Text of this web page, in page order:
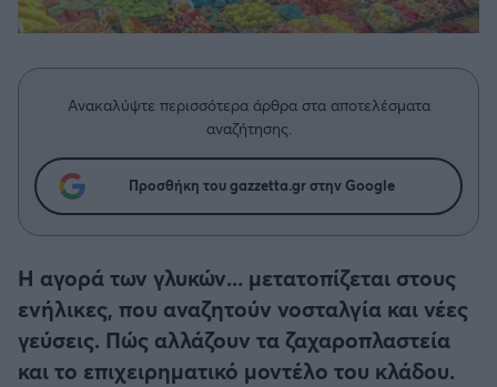
Δημήτρης Τσορμπατζόγλου
Άρης
Βόλος
Ατρόμητος Αθηνών
Κηφισιά
Συνεντεύξεις
Ανακαλύψτε περισσότερα άρθρα στα αποτελέσματα
αναζήτησης.
Προσθήκη του gazzetta.gr στην Google
Η αγορά των γλυκών... μετατοπίζεται στους
ενήλικες, που αναζητούν νοσταλγία και νέες
γεύσεις. Πώς αλλάζουν τα ζαχαροπλαστεία
και το επιχειρηματικό μοντέλο του κλάδου.